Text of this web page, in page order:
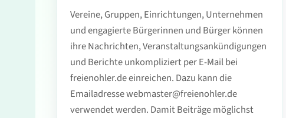
Vereine, Gruppen, Einrichtungen, Unternehmen
und engagierte Bürgerinnen und Bürger können
ihre Nachrichten, Veranstaltungsankündigungen
und Berichte unkompliziert per E-Mail bei
freienohler.de einreichen. Dazu kann die
Emailadresse webmaster@freienohler.de
verwendet werden. Damit Beiträge möglichst